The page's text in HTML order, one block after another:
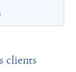
clients